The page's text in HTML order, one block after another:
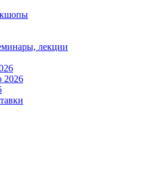
лекции
2026